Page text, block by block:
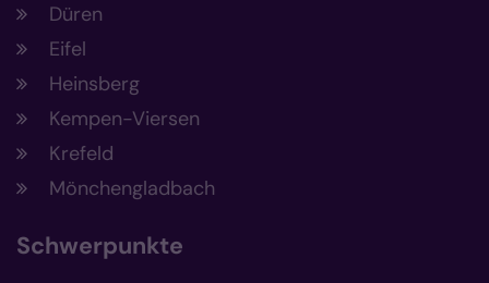
Düren
Eifel
Heinsberg
Kempen-Viersen
Krefeld
Mönchengladbach
Schwerpunkte